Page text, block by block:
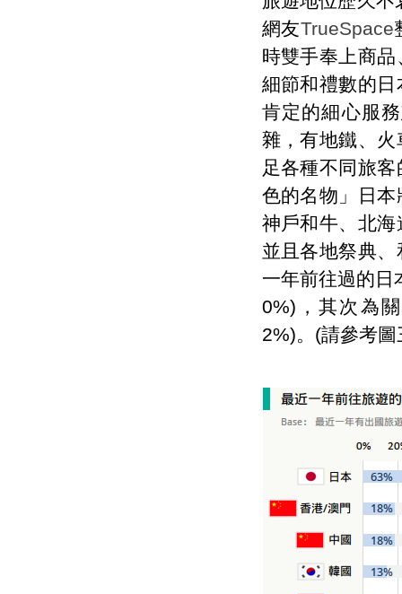
網友TrueSpace
時雙手奉上商
細節和禮數的
肯定的細心服
雜，有地鐵、
足各種不同旅
色的名物」日
神戶和牛、北
並且各地祭典
一年前往過的
0%)，其次為
2%)。(請參考圖